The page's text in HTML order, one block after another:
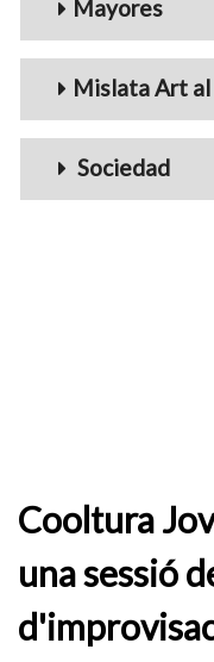
Mayores
Mislata Art
Sociedad
Cooltura
una sessió